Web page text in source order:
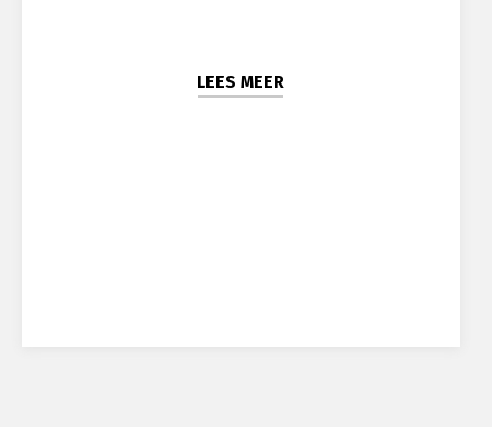
LEES MEER